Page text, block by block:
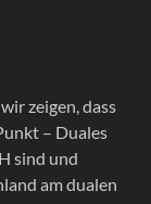
zeigen, dass
– Duales
sind und
am dualen